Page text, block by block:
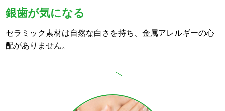
銀歯が気になる
セラミック素材は自然な白さを持ち、金属アレルギーの心
配がありません。